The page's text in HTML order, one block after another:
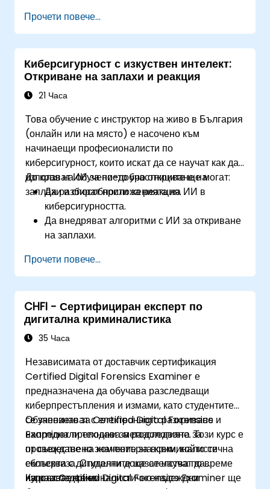
автоматизация на реакцията при заплахи.
Защитават задвижвани от AI инструменти
за сигурност срещу враждебни атаки.
Прочети повече...
Киберсигурност с изкуствен интелект:
Откриване на заплахи и реакция
21 Часа
Това обучение с инструктор на живо в България
(онлайн или на място) е насочено към
начинаещи професионалисти по
киберсигурност, които искат да се научат как да
използват ИИ за по-добро откриване на
заплахи и способности за реакция.
До края на обучението участниците ще могат:
Да разбират приложенията на ИИ в
киберсигурността.
Да внедряват алгоритми с ИИ за откриване
на заплахи.
с инструменти с ИИ.
Да интегрират ИИ в съществуваща
инфраструктура за киберсигурност.
Прочети повече...
CHFI - Сертифициран експерт по
дигитална криминалистика
35 Часа
Независимата от доставчик сертификация
Certified Digital Forensics Examiner е
предназначена да обучава разследващи
киберпрестъпления и измами, като студентите
се запознават с електронното разкриване и
напреднали техники за разследване. Този курс е
от съществено значение за всеки, който се
сблъсква с дигитални доказателства по време
на разследване.
Обучението за Certified Digital Forensics
Examiner преподава методологията за
провеждане на компютърна криминалистична
експертиза. Студентите ще се научат да
използват криминалистично надеждни
Курсът Certified Digital Forensics Examiner ще